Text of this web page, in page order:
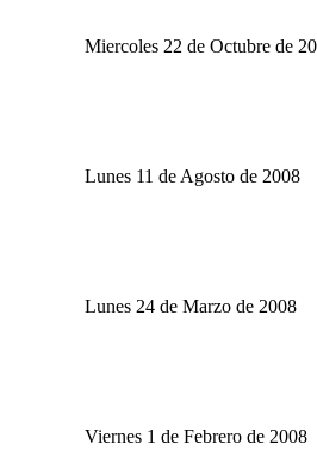
Miercoles 22 de Octubre de
Lunes 11 de Agosto de 2008
Lunes 24 de Marzo de 2008
Viernes 1 de Febrero de 2008